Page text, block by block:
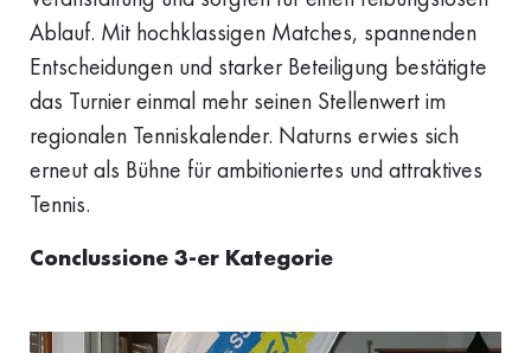
Ablauf. Mit hochklassigen Matches, spannenden
Entscheidungen und starker Beteiligung bestätigte
das Turnier einmal mehr seinen Stellenwert im
regionalen Tenniskalender. Naturns erwies sich
erneut als Bühne für ambitioniertes und attraktives
Tennis.
Conclussione 3-er Kategorie